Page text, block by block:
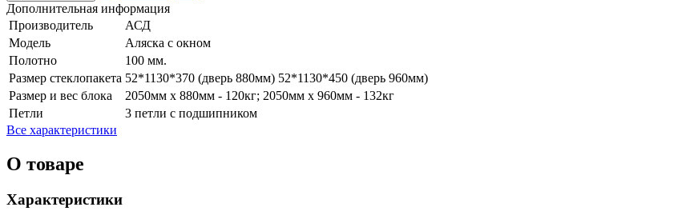
Дополнительная информация
Производитель
АСД
Модель
Аляска с окном
Полотно
100 мм.
Размер стеклопакета 52*1130*370 (дверь 880мм) 52*1130*450 (дверь 960мм)
Размер и вес блока
2050мм х 880мм - 120кг; 2050мм х 960мм - 132кг
Петли
3 петли с подшипником
Все характеристики
О товаре
Характеристики